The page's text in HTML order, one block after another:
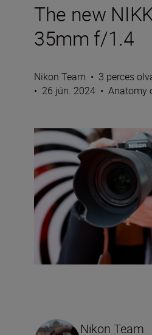
The new
35mm f/1.4
Nikon Team • 3 perces
• 26 jún. 2024 • Anatomy
Nikon Team